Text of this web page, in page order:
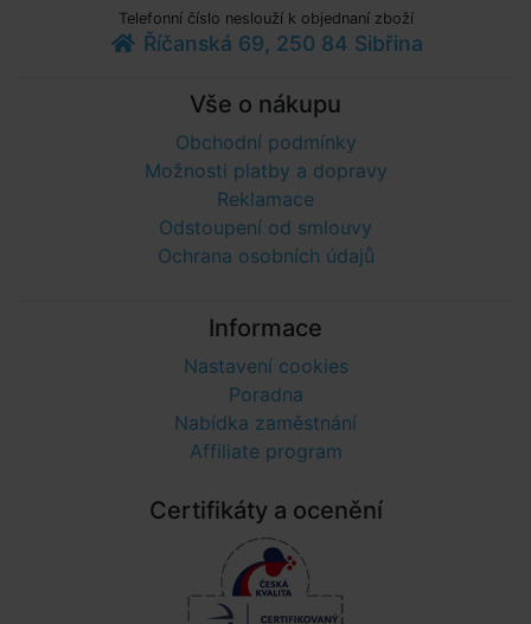
Telefonní číslo neslouží k objednaní zboží
Říčanská 69, 250 84 Sibřina
Vše o nákupu
Obchodní podmínky
Možnosti platby a dopravy
Reklamace
Odstoupení od smlouvy
Ochrana osobních údajů
Informace
Nastavení cookies
Poradna
Nabídka zaměstnání
Affiliate program
Certifikáty a ocenění